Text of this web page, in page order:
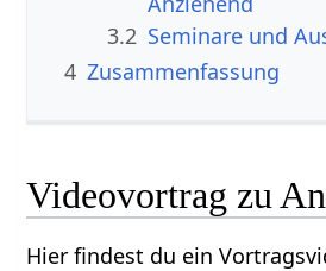
3.2 Seminare und
4 Zusammenfassung
Hier findest du ein